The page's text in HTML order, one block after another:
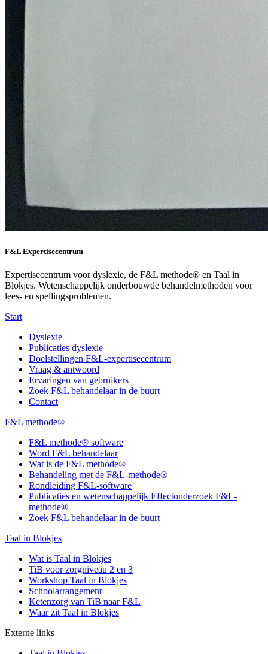
F&L Expertisecentrum
Expertisecentrum voor dyslexie, de F&L methode® en Taal in
Blokjes. Wetenschappelijk onderbouwde behandelmethoden voor
lees- en spellingsproblemen.
Start
Dyslexie
Publicaties dyslexie
Doelstellingen F&L-expertisecentrum
Vraag & antwoord
Ervaringen van gebruikers
Zoek F&L behandelaar in de buurt
Contact
F&L methode®
F&L methode® software
Word F&L behandelaar
Wat is de F&L methode®
Behandeling met de F&L-methode®
Rondleiding F&L-software
Publicaties en wetenschappelijk Effectonderzoek F&L-
methode®
Zoek F&L behandelaar in de buurt
Taal in Blokjes
Wat is Taal in Blokjes
TiB voor zorgniveau 2 en 3
Workshop Taal in Blokjes
Schoolarrangement
Ketenzorg van TiB naar F&L
Waar zit Taal in Blokjes
Externe links